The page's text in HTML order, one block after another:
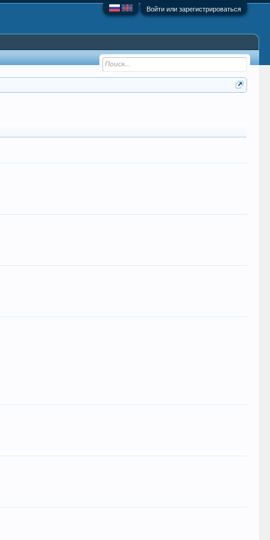
Войти или зарегистрироваться